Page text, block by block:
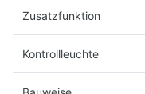
Zusatzfunktion
Kontrollleuchte